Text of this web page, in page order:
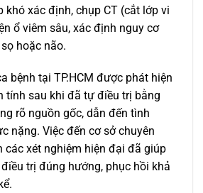
khó xác định, chụp CT (cắt lớp vi
ổ viêm sâu, xác định nguy cơ
hoặc não.
bệnh tại TP.HCM được phát hiện
tính sau khi đã tự điều trị bằng
rõ nguồn gốc, dẫn đến tình
nặng. Việc đến cơ sở chuyên
các xét nghiệm hiện đại đã giúp
trị đúng hướng, phục hồi khả